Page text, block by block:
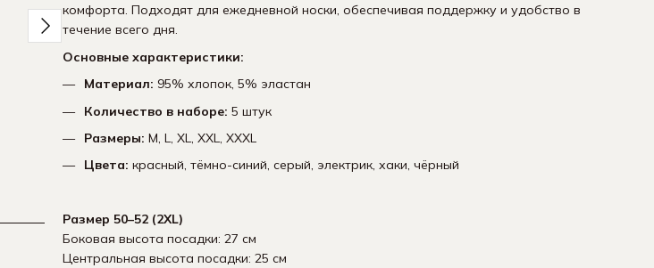
штук | Набор мужского
(хлопчатобумажные)
комплект 9 пар
комфорта. Подходят для ежедневной носки, обеспечивая поддержку и удобство в
течение всего дня.
Основные характеристики:
Материал: 95% хлопок, 5% эластан
Количество в наборе: 5 штук
Размеры: M, L, XL, XXL, XXXL
Цвета: красный, тёмно-синий, серый, электрик, хаки, чёрный
Размер 50–52 (2XL)
Боковая высота посадки: 27 см
Центральная высота посадки: 25 см